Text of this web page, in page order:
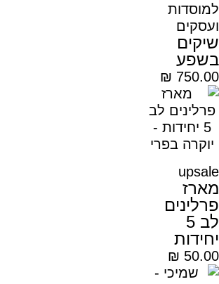
למוסדות
ועסקים
שיקים
בשפע
₪ 750.00
upsale
מארז
פרלינים
לב 5
יחידות
₪ 50.00